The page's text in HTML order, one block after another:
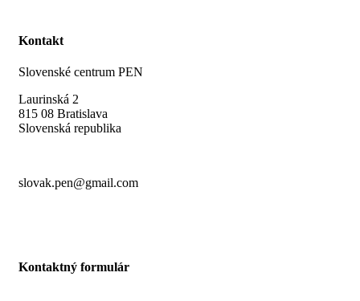
Kontakt
Slovenské centrum PEN
Laurinská 2
815 08 Bratislava
Slovenská republika
slovak.pen@gmail.com
Kontaktný formulár